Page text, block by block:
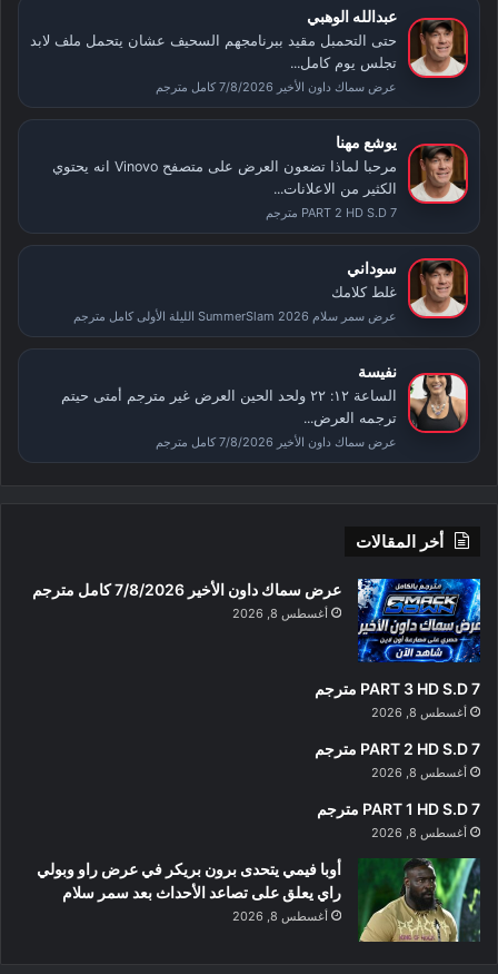
عبدالله الوهبي
حتى التحمبل مقيد ببرنامجهم السحيف عشان يتحمل ملف لابد
تجلس يوم كامل...
عرض سماك داون الأخير 7/8/2026 كامل مترجم
يوشع مهنا
مرحبا لماذا تضعون العرض على متصفح Vinovo انه يحتوي
الكثير من الاعلانات...
PART 2 HD S.D 7 مترجم
سوداني
غلط كلامك
عرض سمر سلام SummerSlam 2026 الليلة الأولى كامل مترجم
نفيسة
الساعة ١٢: ٢٢ ولحد الحين العرض غير مترجم أمتى حيتم
ترجمه العرض...
عرض سماك داون الأخير 7/8/2026 كامل مترجم
أخر المقالات
عرض سماك داون الأخير 7/8/2026 كامل مترجم
أغسطس 8, 2026
PART 3 HD S.D 7 مترجم
أغسطس 8, 2026
PART 2 HD S.D 7 مترجم
أغسطس 8, 2026
PART 1 HD S.D 7 مترجم
أغسطس 8, 2026
أوبا فيمي يتحدى برون بريكر في عرض راو وبولي
راي يعلق على تصاعد الأحداث بعد سمر سلام
أغسطس 8, 2026